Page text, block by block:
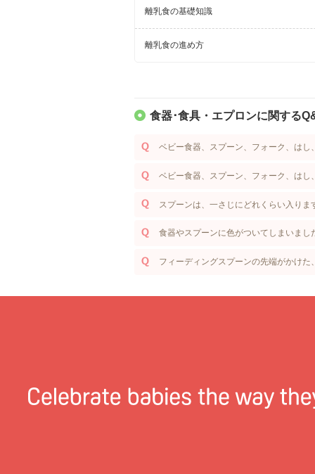
離乳食の基礎知識
離乳食の進め方
食器･食具・エプロンに関する
ベビー食器、スプーン、フォーク、は
ベビー食器、スプーン、フォーク、は
スプーンは、一さじにどれくらい入りま
食器やスプーンに色がついてしまいまし
フィーディングスプーンの先端がかけた